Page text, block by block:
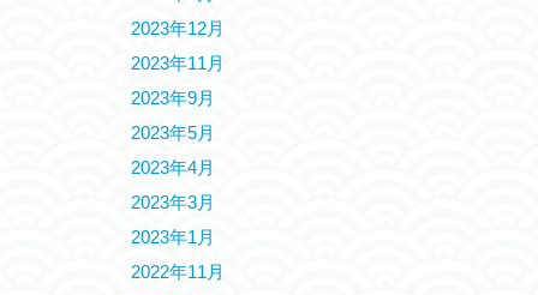
2023年12月
2023年11月
2023年9月
2023年5月
2023年4月
2023年3月
2023年1月
2022年11月